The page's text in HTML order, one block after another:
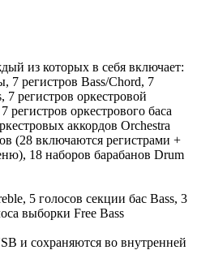
из которых в себя включает:
7 регистров Bass/Chord, 7
7 регистров оркестровой
регистров оркестрового баса
аккордов Orchestra
(28 включаются регистрами +
18 наборов барабанов Drum
5 голосов секции бас Bass, 3
выборки Free Bass
и сохраняются во внутренней